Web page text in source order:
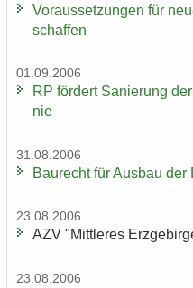
Vor­aus­set­zun­gen für
schaf­fen
01.09.2006
RP för­dert Sa­nie­rung
nie
31.08.2006
Bau­recht für Aus­bau
23.08.2006
AZV "Mitt­le­res
23.08.2006